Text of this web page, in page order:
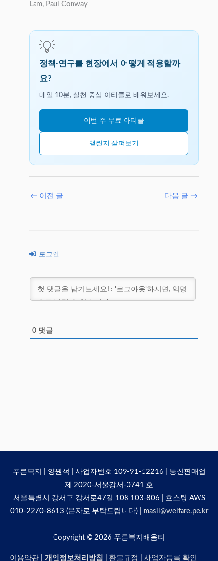
Lam, Paul Conway
💡
정책·연구를 현장에서 어떻게 적용할까
요?
매일 10분, 실천 중심 아티클로 배워보세요.
이번 주 무료 아티클
챌린지 살펴보기
← 이전 글 다음 글 →
로그인
0 댓글
푸른복지 | 양원석 | 사업자번호 109-91-52216 | 통신판매업
제 2020-서울강서-0741 호
서울특별시 강서구 강서로47길 108 103-806 | 호스팅 AWS
010-2270-8613 (문자로 부탁드립니다) | masil@welfare.pe.kr
Copyright © 2026 푸른복지배움터
이용약관 개인정보처리방침 환불규정 사업자등록 확인